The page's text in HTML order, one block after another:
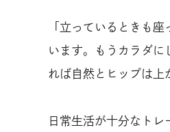
「立っているときも
います。もうカラダ
れば自然とヒップは上
日常生活が十分なト